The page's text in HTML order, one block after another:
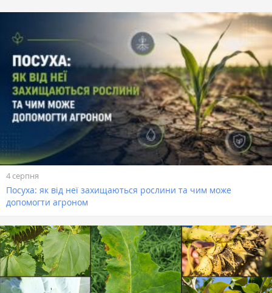
4 серпня
Посуха: як від неї захищаються рослини та чим може
допомогти агроном